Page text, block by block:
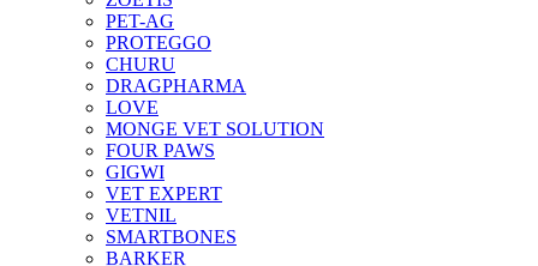
PET-AG
PROTEGGO
CHURU
DRAGPHARMA
LOVE
MONGE VET SOLUTION
FOUR PAWS
GIGWI
VET EXPERT
VETNIL
SMARTBONES
BARKER